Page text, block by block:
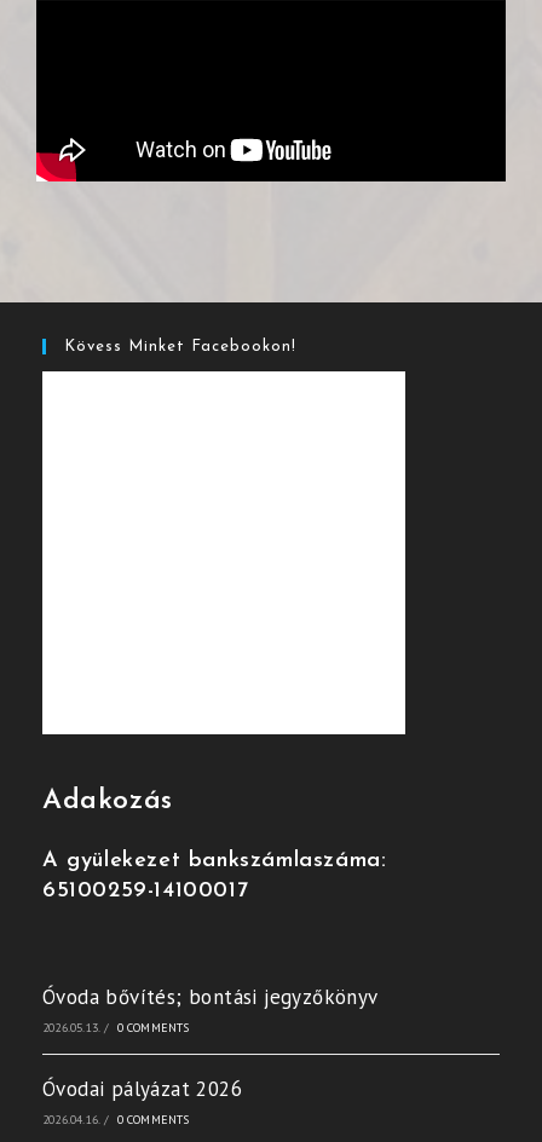
Kövess Minket Facebookon!
Adakozás
A gyülekezet bankszámlaszáma:
65100259-14100017
Óvoda bővítés; bontási jegyzőkönyv
2026.05.13. / 0 COMMENTS
Óvodai pályázat 2026
2026.04.16. / 0 COMMENTS